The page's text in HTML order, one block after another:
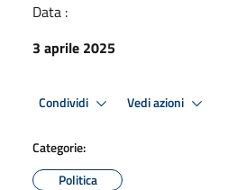
Data :
3 aprile 2025
Condividi Vedi azioni
Categorie:
Politica